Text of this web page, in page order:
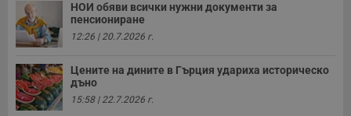
НОИ обяви всички нужни документи за
пенсиониране
12:26 | 20.7.2026 г.
Цените на дините в Гърция удариха историческо
дъно
15:58 | 22.7.2026 г.